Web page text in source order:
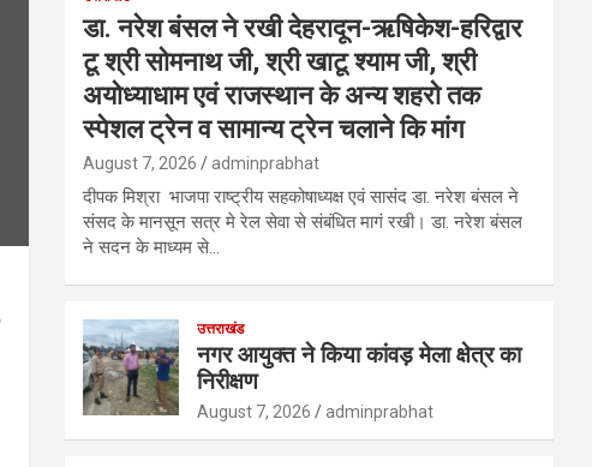
डा. नरेश बंसल ने रखी देहरादून-ऋषिकेश-हरिद्वार
टू श्री सोमनाथ जी, श्री खाटू श्याम जी, श्री
अयोध्याधाम एवं राजस्थान के अन्य शहरो तक
स्पेशल ट्रेन व सामान्य ट्रेन चलाने कि मांग
August 7, 2026 adminprabhat
दीपक मिश्रा भाजपा राष्ट्रीय सहकोषाध्यक्ष एवं सासंद डा. नरेश बंसल ने
संसद के मानसून सत्र मे रेल सेवा से संबंधित मागं रखी। डा. नरेश बंसल
ने सदन के माध्यम से…
उत्तराखंड
नगर आयुक्त ने किया कांवड़ मेला क्षेत्र का
निरीक्षण
August 7, 2026 adminprabhat